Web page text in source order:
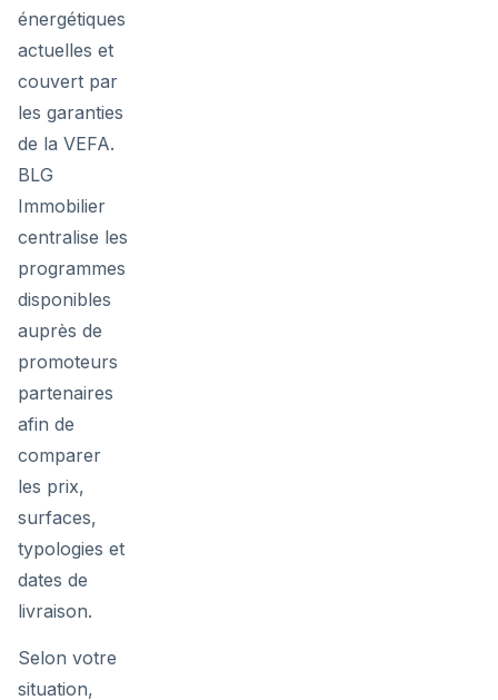
énergétiques
actuelles et
couvert par
les garanties
de la VEFA.
BLG
Immobilier
centralise les
programmes
disponibles
auprès de
promoteurs
partenaires
afin de
comparer
les prix,
surfaces,
typologies et
dates de
livraison.
Selon votre
situation,